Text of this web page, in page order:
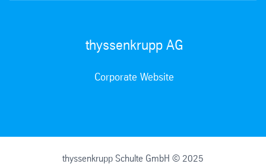
thyssenkrupp AG
Corporate Website
thyssenkrupp Schulte GmbH © 2025